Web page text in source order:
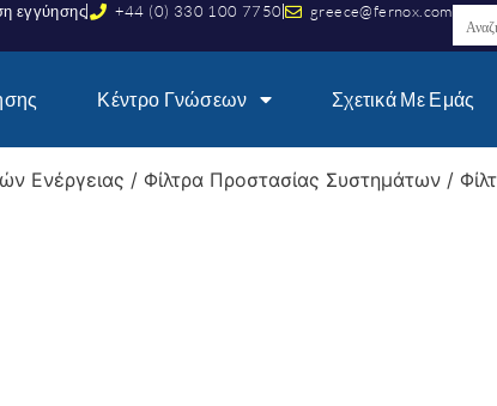
εγγύησης +44 (0) 330 100 7750 greece@fernox.com
Κέντρο Γνώσεων Σχετικά Με Εμάς
Ενέργειας / Φίλτρα Προστασίας Συστημάτων /